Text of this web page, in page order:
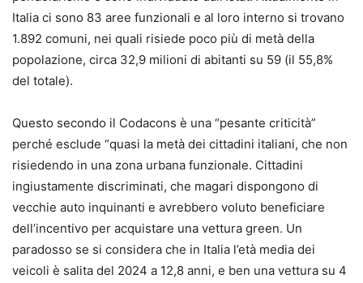
Italia ci sono 83 aree funzionali e al loro interno si trovano
1.892 comuni, nei quali risiede poco più di metà della
popolazione, circa 32,9 milioni di abitanti su 59 (il 55,8%
del totale).
Questo secondo il Codacons è una “pesante criticità”
perché esclude “quasi la metà dei cittadini italiani, che non
risiedendo in una zona urbana funzionale. Cittadini
ingiustamente discriminati, che magari dispongono di
vecchie auto inquinanti e avrebbero voluto beneficiare
dell’incentivo per acquistare una vettura green. Un
paradosso se si considera che in Italia l’età media dei
veicoli è salita del 2024 a 12,8 anni, e ben una vettura su 4